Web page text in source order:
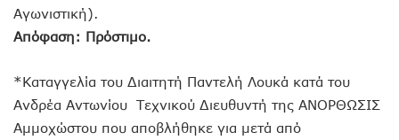
Αγωνιστική).
Απόφαση: Πρόστιμο.
*Καταγγελία του Διαιτητή Παντελή Λουκά κατά του
Ανδρέα Αντωνίου Τεχνικού Διευθυντή της ΑΝΟΡΘΩΣΙΣ
Αμμοχώστου που αποβλήθηκε για μετά από